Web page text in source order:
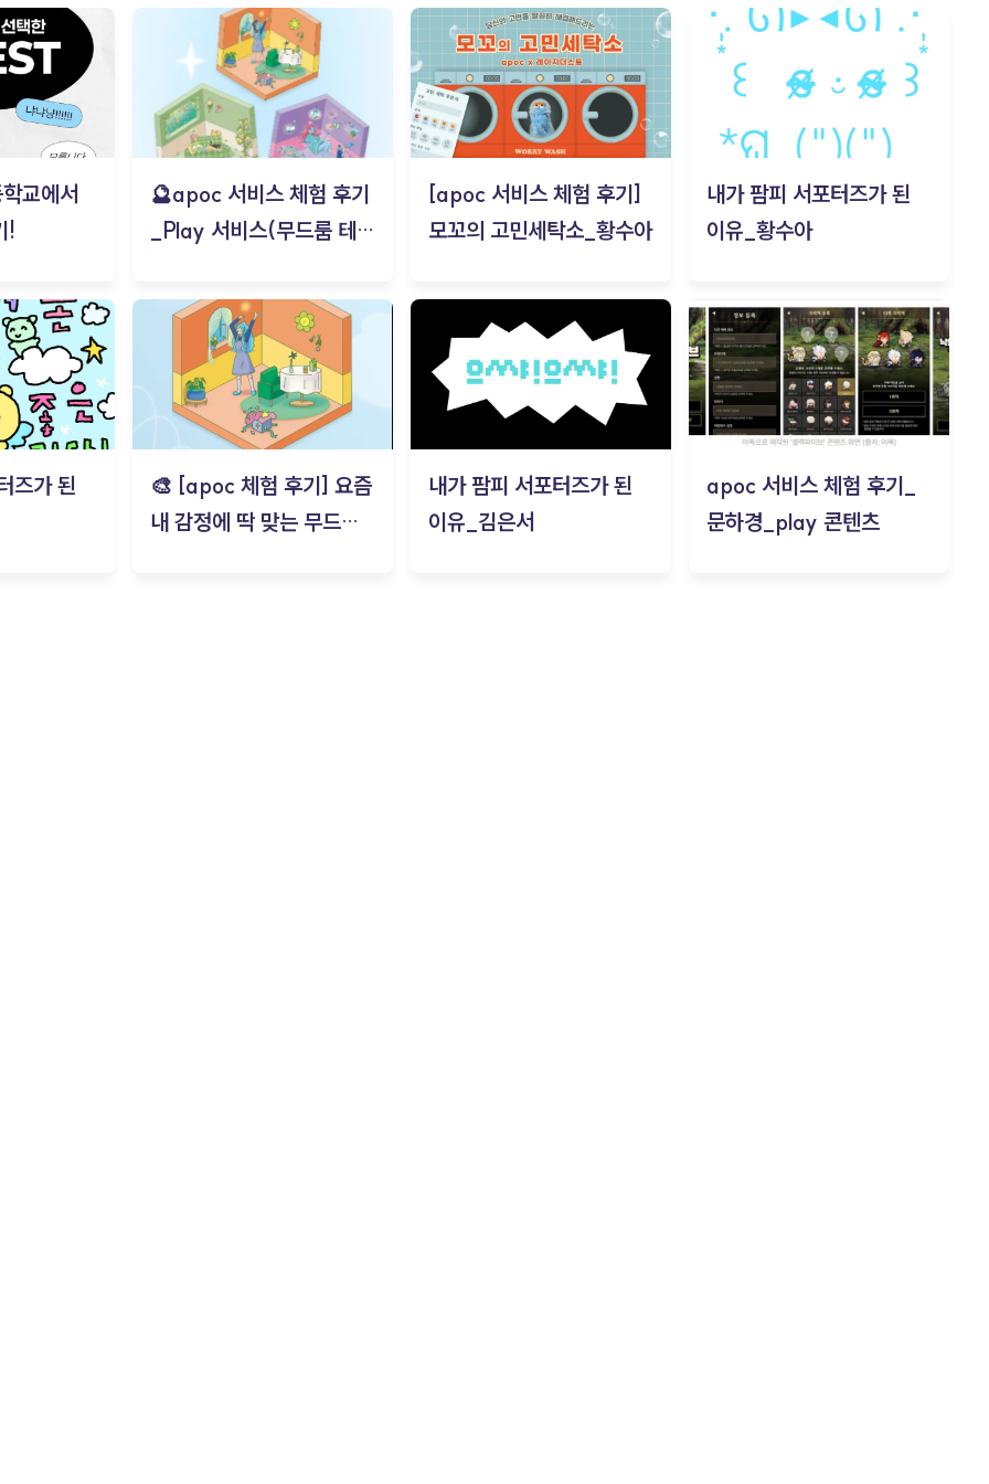
교에서
!
🔮apoc 서비스 체험 후기
_Play 서비스(무드룸 테스
[apoc 서비스 체험 후기]
모꼬의 고민세탁소_황수아
내가 팜피 서포터즈가 된
이유_황수아
즈가 된
🎨 [apoc 체험 후기] 요즘
내 감정에 딱 맞는 무드룸
내가 팜피 서포터즈가 된
이유_김은서
apoc 서비스 체험 후기_
문하경_play 콘텐츠